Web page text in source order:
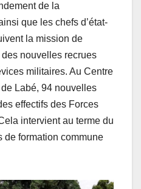
de la
que les chefs d’état-
la mission de
nouvelles recrues
militaires. Au Centre
de Labé, 94 nouvelles
effectifs des Forces
intervient au terme du
de formation commune